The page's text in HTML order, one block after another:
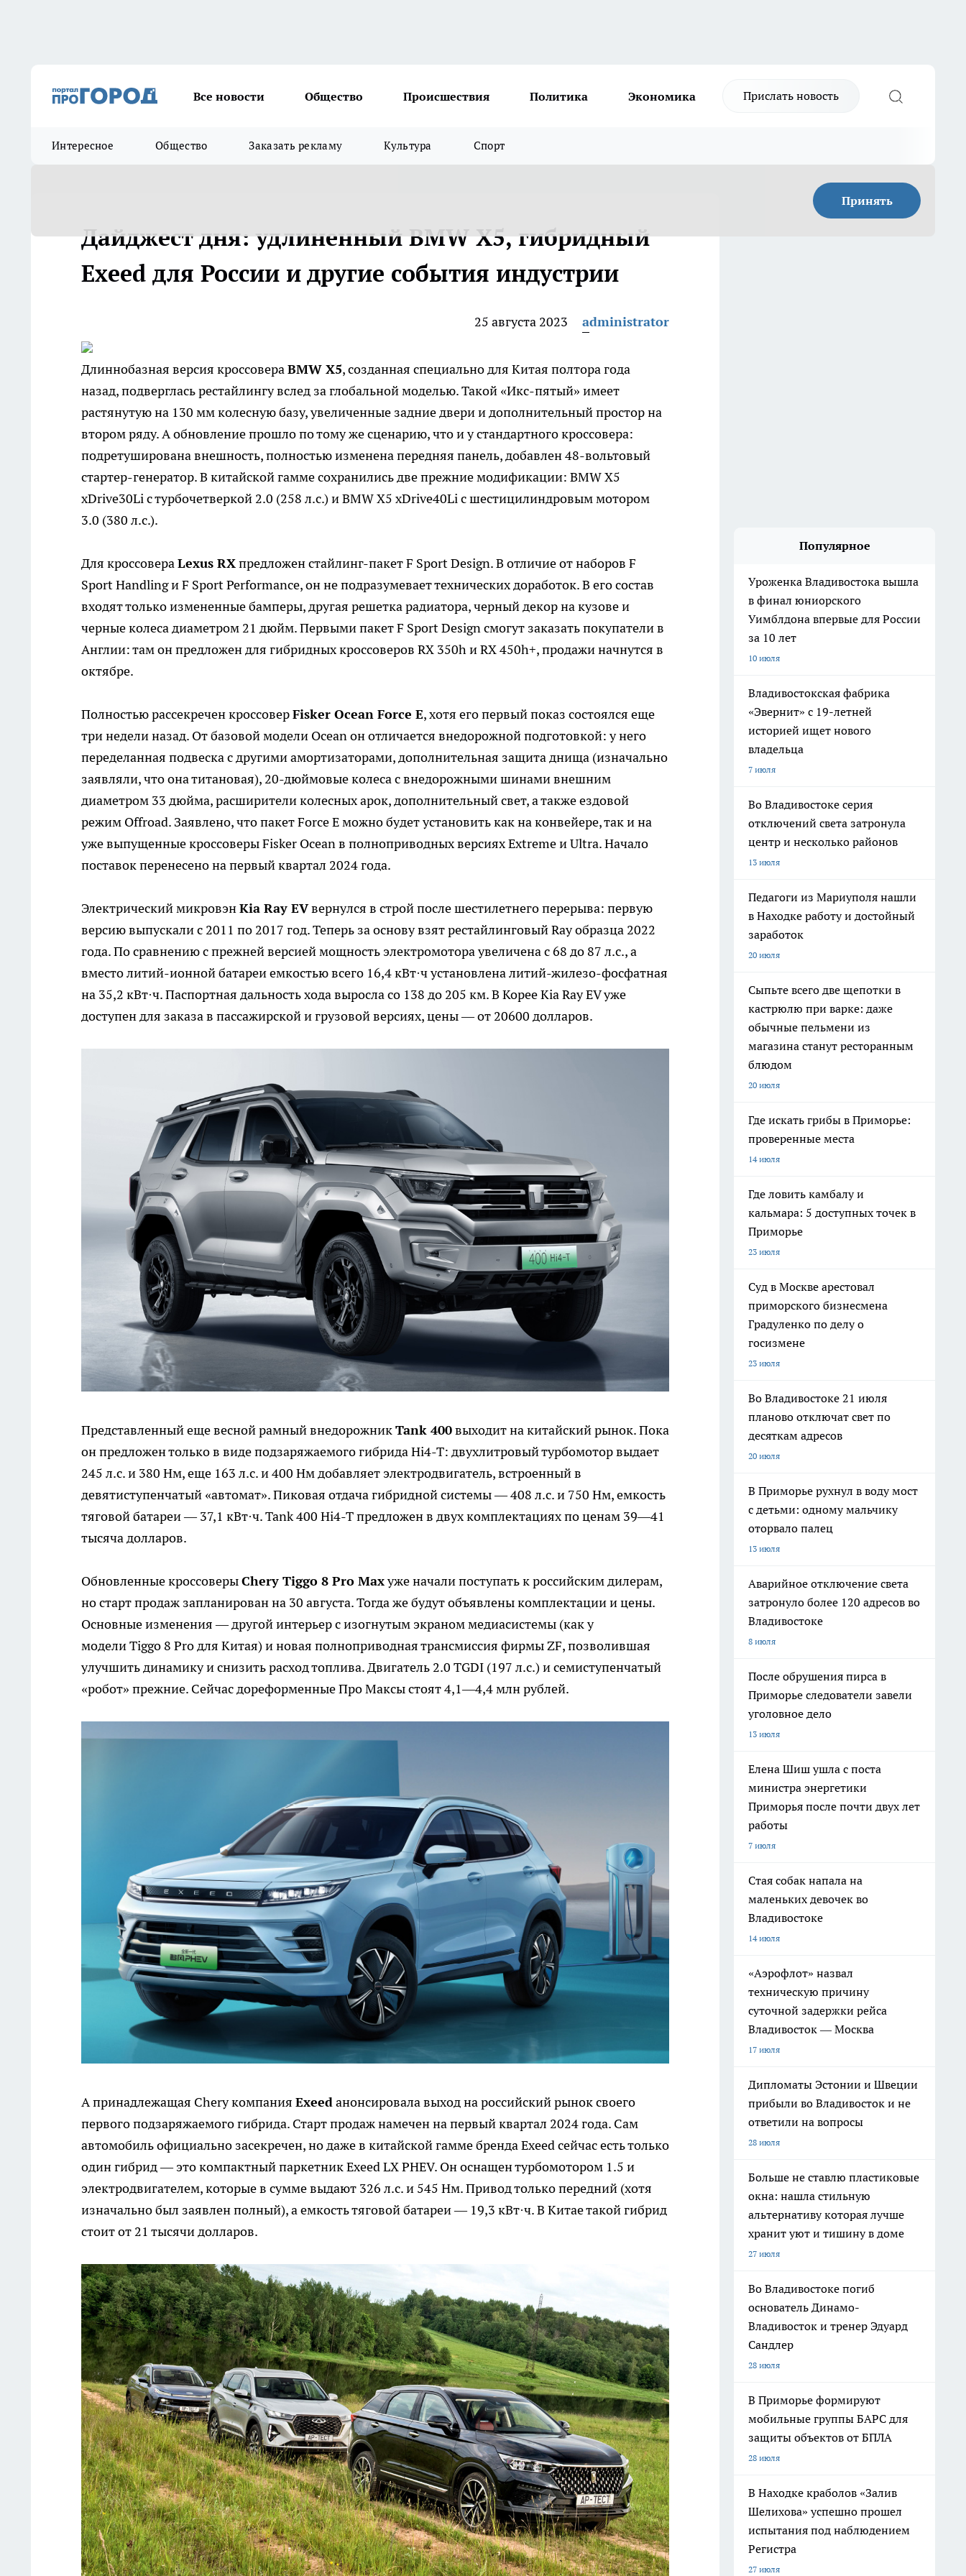
Все новости Общество Происшествия Политика Экономика Прислать новость
Интересное Общество Заказать рекламу Культура Спорт
Принять
Дайджест дня: удлиненный BMW X5, гибридный
Exeed для России и другие события индустрии
25 августа 2023 administrator
Длиннобазная версия кроссовераBMW X5, созданная специально для Китая полтора года
назад, подверглась рестайлингу вслед за глобальной моделью. Такой «Икс-пятый» имеет
растянутую на 130 мм колесную базу, увеличенные задние двери и дополнительный простор на
втором ряду. А обновление прошло по тому же сценарию, что и у стандартного кроссовера:
подретуширована внешность, полностью изменена передняя панель, добавлен 48-вольтовый
стартер-генератор. В китайской гамме сохранились две прежние модификации: BMW X5
xDrive30Li с турбочетверкой 2.0 (258 л.с.) и BMW X5 xDrive40Li с шестицилиндровым мотором
3.0 (380 л.с.).
Для кроссовераLexus RXпредложен стайлинг-пакет F Sport Design. В отличие от наборов F
Sport Handling и F Sport Performance, он не подразумевает технических доработок. В его состав
входят только измененные бамперы, другая решетка радиатора, черный декор на кузове и
черные колеса диаметром 21 дюйм. Первыми пакет F Sport Design смогут заказать покупатели в
Англии: там он предложен для гибридных кроссоверов RX 350h и RX 450h+, продажи начнутся в
октябре.
Полностью рассекречен кроссоверFisker Ocean Force E, хотя его первый показ состоялся еще
три недели назад. От базовой модели Ocean он отличается внедорожной подготовкой: у него
переделанная подвеска с другими амортизаторами, дополнительная защита днища (изначально
заявляли, что она титановая), 20-дюймовые колеса с внедорожными шинами внешним
диаметром 33 дюйма, расширители колесных арок, дополнительный свет, а также ездовой
режим Offroad. Заявлено, что пакет Force E можно будет установить как на конвейере, так и на
уже выпущенные кроссоверы Fisker Ocean в полноприводных версиях Extreme и Ultra. Начало
поставок перенесено на первый квартал 2024 года.
Электрический микровэнKia Ray EVвернулся в строй после шестилетнего перерыва: первую
версию выпускали с 2011 по 2017 год. Теперь за основу взят рестайлинговый Ray образца 2022
года. По сравнению с прежней версией мощность электромотора увеличена с 68 до 87 л.с., а
вместо литий-ионной батареи емкостью всего 16,4 кВт·ч установлена литий-жилезо-фосфатная
на 35,2 кВт·ч. Паспортная дальность хода выросла со 138 до 205 км. В Корее Kia Ray EV уже
доступен для заказа в пассажирской и грузовой версиях, цены — от 20600 долларов.
Представленный еще весной рамный внедорожникTank 400выходит на китайский рынок. Пока
он предложен только в виде подзаряжаемого гибрида Hi4-T: двухлитровый турбомотор выдает
245 л.с. и 380 Нм, еще 163 л.с. и 400 Нм добавляет электродвигатель, встроенный в
девятиступенчатый «автомат». Пиковая отдача гибридной системы — 408 л.с. и 750 Нм, емкость
тяговой батареи — 37,1 кВт·ч. Tank 400 Hi4-T предложен в двух комплектациях по ценам 39—41
тысяча долларов.
Обновленные кроссоверыChery Tiggo 8 Pro Maxуже начали поступать к российским дилерам,
но старт продаж запланирован на 30 августа. Тогда же будут объявлены комплектации и цены.
Основные изменения — другой интерьер с изогнутым экраном медиасистемы (как у
модели Tiggo 8 Pro для Китая) и новая полноприводная трансмиссия фирмы ZF, позволившая
улучшить динамику и снизить расход топлива. Двигатель 2.0 TGDI (197 л.с.) и семиступенчатый
«робот» прежние. Сейчас дореформенные Про Максы стоят 4,1—4,4 млн рублей.
А принадлежащая Chery компания Exeedанонсировала выход на российский рынок своего
первого подзаряжаемого гибрида. Старт продаж намечен на первый квартал 2024 года. Сам
автомобиль официально засекречен, но даже в китайской гамме бренда Exeed сейчас есть только
один гибрид — это компактный паркетник Exeed LX PHEV. Он оснащен турбомотором 1.5 и
электродвигателем, которые в сумме выдают 326 л.с. и 545 Нм. Привод только передний (хотя
изначально был заявлен полный), а емкость тяговой батареи — 19,3 кВт·ч. В Китае такой гибрид
стоит от 21 тысячи долларов.
Популярное
Уроженка Владивостока вышла
в финал юниорского
Уимблдона впервые для России
за 10 лет
10 июля
Владивостокская фабрика
«Эвернит» с 19-летней
историей ищет нового
владельца
7 июля
Во Владивостоке серия
отключений света затронула
центр и несколько районов
13 июля
Педагоги из Мариуполя нашли
в Находке работу и достойный
заработок
20 июля
Сыпьте всего две щепотки в
кастрюлю при варке: даже
обычные пельмени из
магазина станут ресторанным
блюдом
20 июля
Где искать грибы в Приморье:
проверенные места
14 июля
Где ловить камбалу и
кальмара: 5 доступных точек в
Приморье
23 июля
Суд в Москве арестовал
приморского бизнесмена
Градуленко по делу о
госизмене
23 июля
Во Владивостоке 21 июля
планово отключат свет по
десяткам адресов
20 июля
В Приморье рухнул в воду мост
с детьми: одному мальчику
оторвало палец
13 июля
Аварийное отключение света
затронуло более 120 адресов во
Владивостоке
8 июля
После обрушения пирса в
Приморье следователи завели
уголовное дело
13 июля
Елена Шиш ушла с поста
министра энергетики
Приморья после почти двух лет
работы
7 июля
Стая собак напала на
маленьких девочек во
Владивостоке
14 июля
«Аэрофлот» назвал
техническую причину
суточной задержки рейса
Владивосток — Москва
17 июля
Дипломаты Эстонии и Швеции
прибыли во Владивосток и не
ответили на вопросы
28 июля
Больше не ставлю пластиковые
окна: нашла стильную
альтернативу которая лучше
хранит уют и тишину в доме
27 июля
Во Владивостоке погиб
основатель Динамо-
Владивосток и тренер Эдуард
Сандлер
28 июля
В Приморье формируют
мобильные группы БАРС для
защиты объектов от БПЛА
28 июля
В Находке краболов «Залив
Шелихова» успешно прошел
испытания под наблюдением
Регистра
27 июля